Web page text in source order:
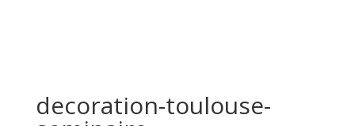
decoration-toulouse-